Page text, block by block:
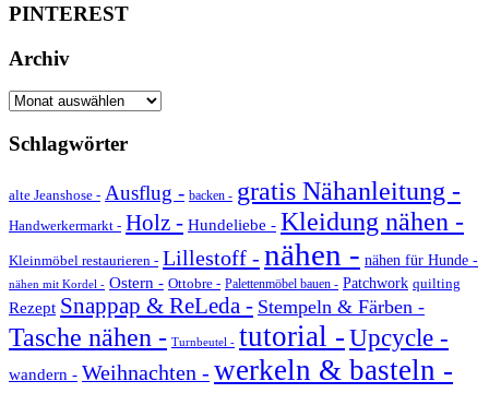
PINTEREST
Archiv
Archiv
Schlagwörter
alte Jeanshose - Ausflug - backen - gratis Nähanleitung -
Handwerkermarkt - Holz - Hundeliebe - Kleidung nähen -
Kleinmöbel restaurieren - Lillestoff - nähen - nähen für Hunde -
nähen mit Kordel - Ostern - Ottobre - Palettenmöbel bauen - Patchwork quilting
Rezept Snappap & ReLeda - Stempeln & Färben -
Tasche nähen - Turnbeutel - tutorial -Upcycle -
wandern - Weihnachten - werkeln & basteln -